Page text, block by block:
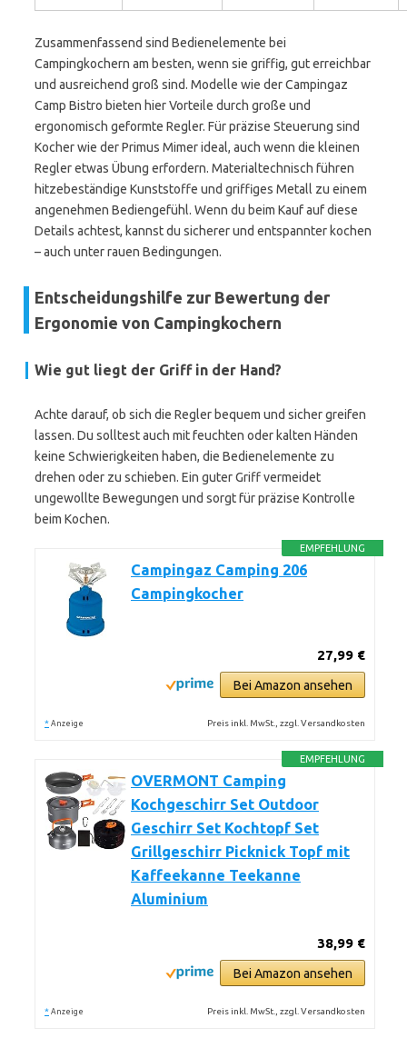
Zusammenfassend sind Bedienelemente bei
Campingkochern am besten, wenn sie griffig, gut erreichbar
und ausreichend groß sind. Modelle wie der Campingaz
Camp Bistro bieten hier Vorteile durch große und
ergonomisch geformte Regler. Für präzise Steuerung sind
Kocher wie der Primus Mimer ideal, auch wenn die kleinen
Regler etwas Übung erfordern. Materialtechnisch führen
hitzebeständige Kunststoffe und griffiges Metall zu einem
angenehmen Bediengefühl. Wenn du beim Kauf auf diese
Details achtest, kannst du sicherer und entspannter kochen
– auch unter rauen Bedingungen.
Entscheidungshilfe zur Bewertung der
Ergonomie von Campingkochern
Wie gut liegt der Griff in der Hand?
Achte darauf, ob sich die Regler bequem und sicher greifen
lassen. Du solltest auch mit feuchten oder kalten Händen
keine Schwierigkeiten haben, die Bedienelemente zu
drehen oder zu schieben. Ein guter Griff vermeidet
ungewollte Bewegungen und sorgt für präzise Kontrolle
beim Kochen.
EMPFEHLUNG
Campingaz Camping 206
Campingkocher
27,99 €
Bei Amazon ansehen
* Anzeige Preis inkl. MwSt., zzgl. Versandkosten
EMPFEHLUNG
OVERMONT Camping
Kochgeschirr Set Outdoor
Geschirr Set Kochtopf Set
Grillgeschirr Picknick Topf mit
Kaffeekanne Teekanne
Aluminium
38,99 €
Bei Amazon ansehen
* Anzeige Preis inkl. MwSt., zzgl. Versandkosten